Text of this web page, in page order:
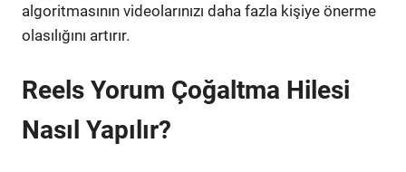
algoritmasının videolarınızı daha fazla kişiye önerme
olasılığını artırır.
Reels Yorum Çoğaltma Hilesi
Nasıl Yapılır?